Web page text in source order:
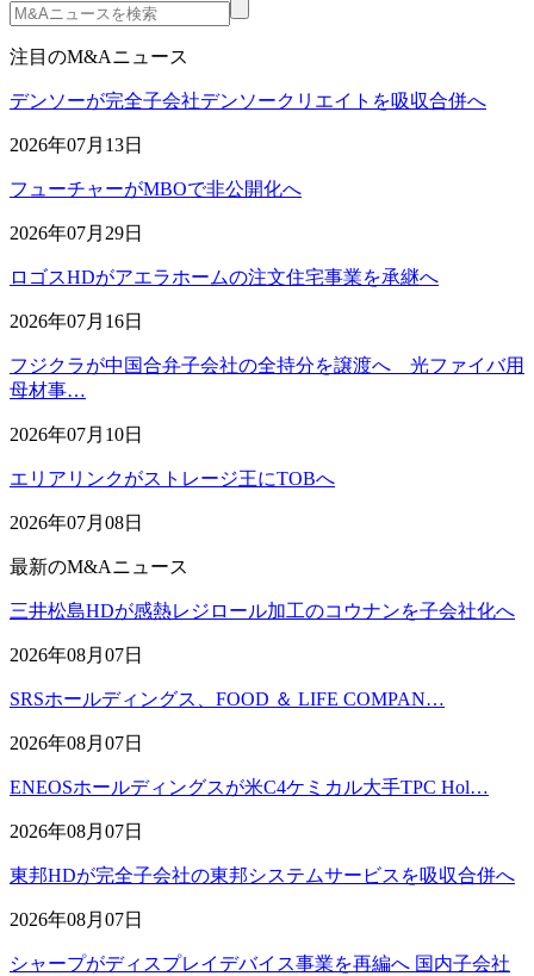
注目のM&Aニュース
デンソーが完全子会社デンソークリエイトを吸収合併へ
2026年07月13日
フューチャーがMBOで非公開化へ
2026年07月29日
ロゴスHDがアエラホームの注文住宅事業を承継へ
2026年07月16日
フジクラが中国合弁子会社の全持分を譲渡へ 光ファイバ用
母材事…
2026年07月10日
エリアリンクがストレージ王にTOBへ
2026年07月08日
最新のM&Aニュース
三井松島HDが感熱レジロール加工のコウナンを子会社化へ
2026年08月07日
SRSホールディングス、FOOD ＆ LIFE COMPAN…
2026年08月07日
ENEOSホールディングスが米C4ケミカル大手TPC Hol…
2026年08月07日
東邦HDが完全子会社の東邦システムサービスを吸収合併へ
2026年08月07日
シャープがディスプレイデバイス事業を再編へ 国内子会社